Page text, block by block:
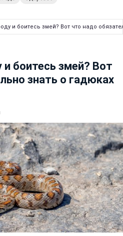
и боитесь змей? Вот что надо
боитесь змей? Вот
знать о гадюках